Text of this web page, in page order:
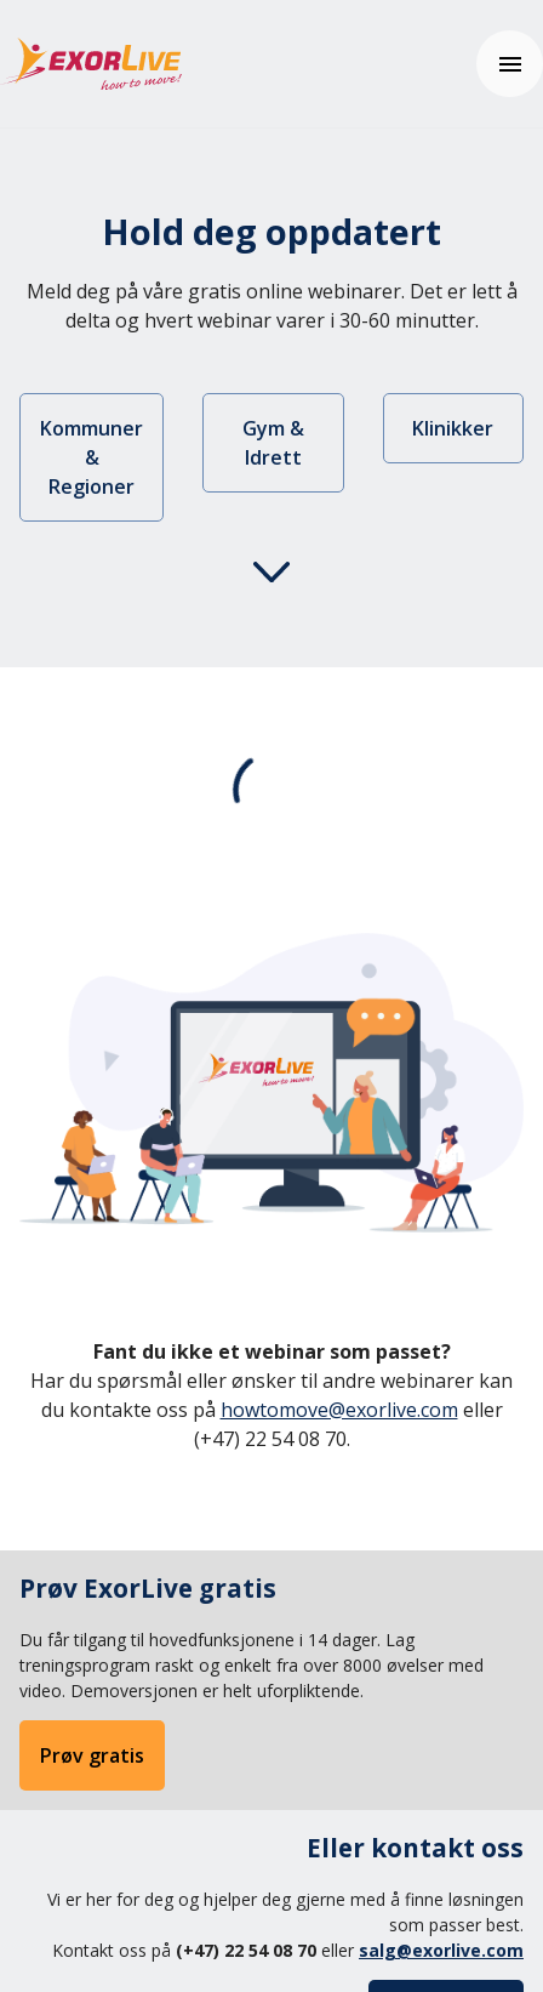
Klinikk
Utdanning
Tilleggsfunksjoner og sikkerhet
Ressurser
Webinar
Nyheter
Kundehistorier
Tema: Digital hjemmeoppfølging
Tema: Helhetlig helseopplevelse
Tema: Velferdsteknologi
Fagartikler og øvelser
Integrasjoner
Brukerhjelp
Hjelpesenter
Prøv gratis
Hold deg oppdatert
Meld deg på våre gratis online webinarer. Det er lett å
delta og hvert webinar varer i 30-60 minutter.
Kommuner
&
Regioner
Gym &
Idrett
Klinikker
Fant du ikke et webinar som passet?
Har du spørsmål eller ønsker til andre webinarer kan
du kontakte oss på howtomove@exorlive.com eller
(+47) 22 54 08 70.
Prøv ExorLive gratis
Du får tilgang til hovedfunksjonene i 14 dager. Lag
treningsprogram raskt og enkelt fra over 8000 øvelser med
video. Demoversjonen er helt uforpliktende.
Prøv gratis
Eller kontakt oss
Vi er her for deg og hjelper deg gjerne med å finne løsningen
som passer best.
Kontakt oss på (+47) 22 54 08 70 eller salg@exorlive.com